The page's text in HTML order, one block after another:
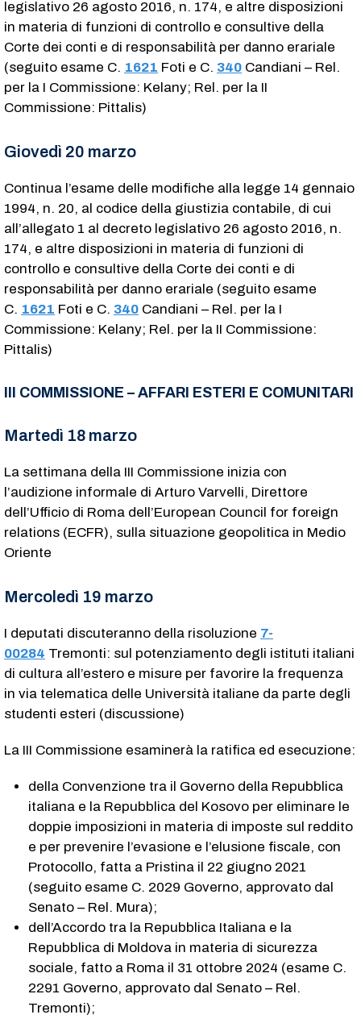
legislativo 26 agosto 2016, n. 174, e altre disposizioni
in materia di funzioni di controllo e consultive della
Corte dei conti e di responsabilità per danno erariale
(seguito esame C. 1621 ​ Foti e C. 340 ​ Candiani – Rel.
per la I Commissione: Kelany; Rel. per la II
Commissione: Pittalis)
Giovedì 20 marzo
Continua l’esame delle modifiche alla legge 14 gennaio
1994, n. 20, al codice della giustizia contabile, di cui
all’allegato 1 al decreto legislativo 26 agosto 2016, n.
174, e altre disposizioni in materia di funzioni di
controllo e consultive della Corte dei conti e di
responsabilità per danno erariale (seguito esame
C. 1621 ​ Foti e C. 340 ​ Candiani – Rel. per la I
Commissione: Kelany; Rel. per la II Commissione:
Pittalis)
III COMMISSIONE – AFFARI ESTERI E COMUNITARI
Martedì 18 marzo
La settimana della III Commissione inizia con
l’audizione informale di Arturo Varvelli, Direttore
dell’Ufficio di Roma dell’European Council for foreign
relations (ECFR), sulla situazione geopolitica in Medio
Oriente
Mercoledì 19 marzo
I deputati discuteranno della risoluzione 7-
00284 Tremonti: sul potenziamento degli istituti italiani
di cultura all’estero e misure per favorire la frequenza
in via telematica delle Università italiane da parte degli
studenti esteri (discussione)
La III Commissione esaminerà la ratifica ed esecuzione:
della Convenzione tra il Governo della Repubblica
italiana e la Repubblica del Kosovo per eliminare le
doppie imposizioni in materia di imposte sul reddito
e per prevenire l’evasione e l’elusione fiscale, con
Protocollo, fatta a Pristina il 22 giugno 2021
(seguito esame C. 2029​ Governo, approvato dal
Senato – Rel. Mura);
dell’Accordo tra la Repubblica Italiana e la
Repubblica di Moldova in materia di sicurezza
sociale, fatto a Roma il 31 ottobre 2024 (esame C.
2291​ Governo, approvato dal Senato – Rel.
Tremonti);